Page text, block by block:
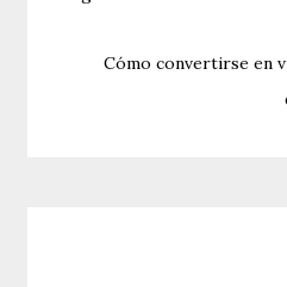
de
entradas
Cómo convertirse en